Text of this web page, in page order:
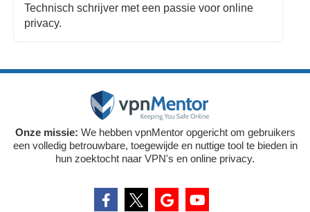
Technisch schrijver met een passie voor online
privacy.
Onze missie: We hebben vpnMentor opgericht om gebruikers
een volledig betrouwbare, toegewijde en nuttige tool te bieden in
hun zoektocht naar VPN's en online privacy.